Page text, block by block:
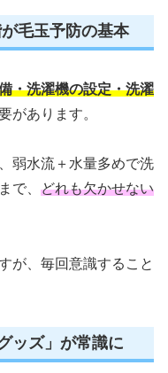
毛玉予防の基本
・洗濯機の設定・洗濯
があります。
弱水流＋水量多めで洗
で、 どれも欠かせない
が、毎回意識すること
ッズ」が常識に